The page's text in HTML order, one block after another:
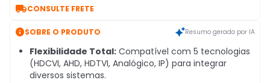
CONSULTE FRETE
SOBRE O PRODUTO Resumo gerado por IA
Flexibilidade Total: Compatível com 5 tecnologias
(HDCVI, AHD, HDTVI, Analógico, IP) para integrar
diversos sistemas.